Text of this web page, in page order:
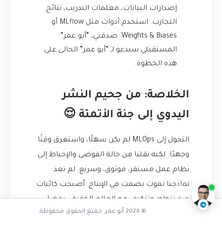
إصدارات البيانات، معلمات التدريب، نتائج
التجارب. استخدم أدوات مثل MLflow أو
Weights & Biases. صدقني، “أبو عمر”
المستقبلي سيدعو لـ “أبو عمر” الحالي على
هذه الخطوة.
الخلاصة: من جحيم النشر
اليدوي إلى جنة الأتمتة 😌
التحول إلى MLOps لم يكن سهلًا، واستغرق وقتًا
وجهدًا. لكنه نقلنا من حالة الفوضى والإحباط إلى
نظام عمل مستقر، موثوق، وسريع. لم تعد
نماذجنا تموت بصمت في الإنتاج. أصبحت كائنات
حية تتطور وتتكيف مع العالم الحقيقي بفضل
دورة الحياة المؤتمتة التي بنيناها حولها.
ناقشنا على تليجرام @AbuOmarTech_bot
© 2026 أبو عمر. جميع الحقوق محفوظة.